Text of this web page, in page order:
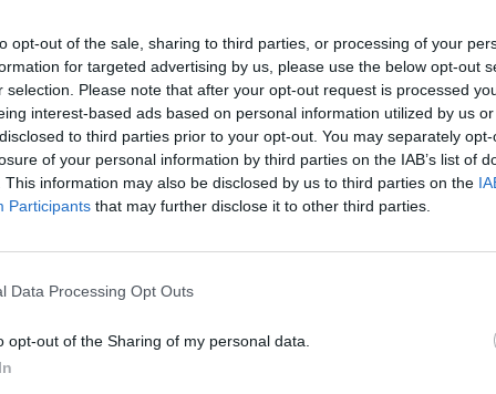
opt-out of the sale, sharing to third parties, or processing of your
for targeted advertising by us, please use the below opt-out
selection. Please note that after your opt-out request is processed
interest-based ads based on personal information utilized by us
to third parties prior to your opt-out. You may separately
of your personal information by third parties on the IAB’s list of
This information may also be disclosed by us to third parties on the
Participants that may further disclose it to other third parties.
Data Processing Opt Outs
opt-out of the Sharing of my personal data.
(@DOWResponse) April 8, 2026
ΔΙΑΦΗΜΙΣΗ